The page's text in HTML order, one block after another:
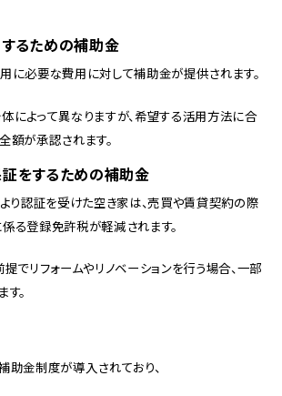
るための補助金
に必要な費用に対して補助金が提供されます。
によって異なりますが、希望する活用方法に合
額が承認されます。
をするための補助金
より認証を受けた空き家は、売買や賃貸契約の際
る登録免許税が軽減されます。
でリフォームやリノベーションを行う場合、一部
。
助金制度が導入されており、